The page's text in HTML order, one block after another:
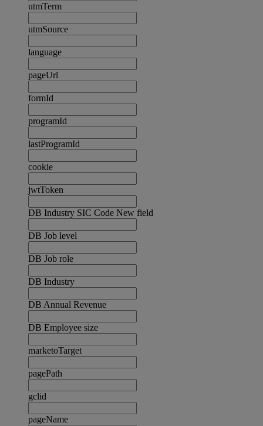
utmTerm
utmSource
language
pageUrl
formId
programId
lastProgramId
cookie
jwtToken
DB Industry SIC Code New field
DB Job level
DB Job role
DB Industry
DB Annual Revenue
DB Employee size
marketoTarget
pagePath
gclid
pageName